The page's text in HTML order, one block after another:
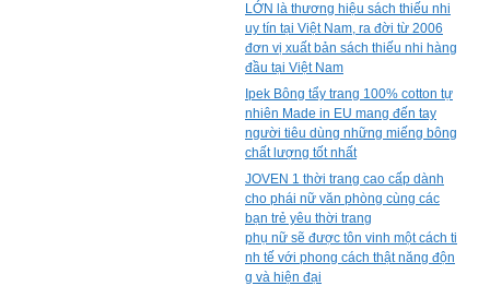
LỚN là thương hiệu sách thiếu nhi
uy tín tại Việt Nam, ra đời từ 2006
đơn vị xuất bản sách thiếu nhi hàng
đầu tại Việt Nam
Ipek Bông tẩy trang 100% cotton tự
nhiên Made in EU mang đến tay
người tiêu dùng những miếng bông
chất lượng tốt nhất
JOVEN 1 thời trang cao cấp dành
cho phái nữ văn phòng cùng các
bạn trẻ yêu thời trang
phụ nữ sẽ được tôn vinh một cách ti
nh tế với phong cách thật năng độn
g và hiện đại